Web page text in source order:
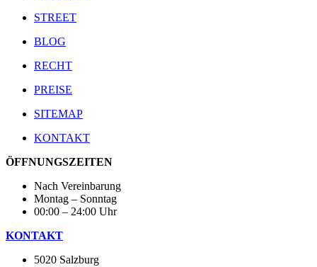
STREET
BLOG
RECHT
PREISE
SITEMAP
KONTAKT
ÖFFNUNGSZEITEN
Nach Vereinbarung
Montag – Sonntag
00:00 – 24:00 Uhr
KONTAKT
5020 Salzburg